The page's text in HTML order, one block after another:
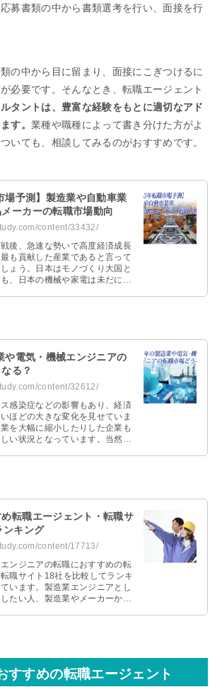
募書類の中から書類選考を行い、面接を行
の中から目に留まり、面接にこぎつけるに
必要です。そんなとき、転職エージェント
タントは、豊富な経験をもとに適切なアド
す。 業種や職種によって書き分けた方がよ
いても、相談してみるのがおすすめです。
場予測】製造業や自動車業
ーカーの転職市場動向
content/33432/
後、急速な勢いで高度経済成長
も貢献した産業であると言って
ょう。日本はモノづくり大国と
、日本の機械や家電は未だに人
や電気・機械エンジニアの
る？
content/32612/
感染症などの影響もあり、経済
ほどの大きな変化を見せていま
を大幅に縮小したりした企業も
い状況となっています。当然、
転職エージェント・転職サ
ンキング
content/17713/
ンジニアの転職におすすめの転
職サイト18社を比較してランキ
います。製造業エンジニアとし
たい人、製造業やメーカーから
すすめの転職エージェント